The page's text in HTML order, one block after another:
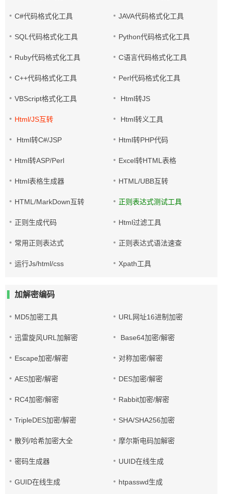
C#代码格式化工具 JAVA代码格式化工具
SQL代码格式化工具 Python代码格式化工具
Ruby代码格式化工具 C语言代码格式化工具
C++代码格式化工具 Perl代码格式化工具
VBScript格式化工具 Html转JS
Html/JS互转 Html转义工具
Html转C#/JSP Html转PHP代码
Html转ASP/Perl Excel转HTML表格
Html表格生成器 HTML/UBB互转
HTML/MarkDown互转 正则表达式测试工具
正则生成代码 Html过滤工具
常用正则表达式 正则表达式语法速查
运行Js/html/css Xpath工具
加解密编码
MD5加密工具 URL网址16进制加密
迅雷旋风URL加解密 Base64加密/解密
Escape加密/解密 对称加密/解密
AES加密/解密 DES加密/解密
RC4加密/解密 Rabbit加密/解密
TripleDES加密/解密 SHA/SHA256加密
散列/哈希加密大全 摩尔斯电码加解密
密码生成器 UUID在线生成
GUID在线生成 htpasswd生成